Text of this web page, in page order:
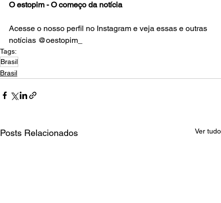
O estopim - O começo da notícia
Acesse o nosso perfil no Instagram e veja essas e outras
notícias @oestopim_
Tags:
Brasil
Brasil
Posts Relacionados Ver tudo